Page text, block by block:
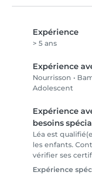
Expérience
> 5 ans
Expérience
Nourrisson •
Adolescent
Expérience
besoins
Léa est
les enfants.
vérifier ses
Expérience